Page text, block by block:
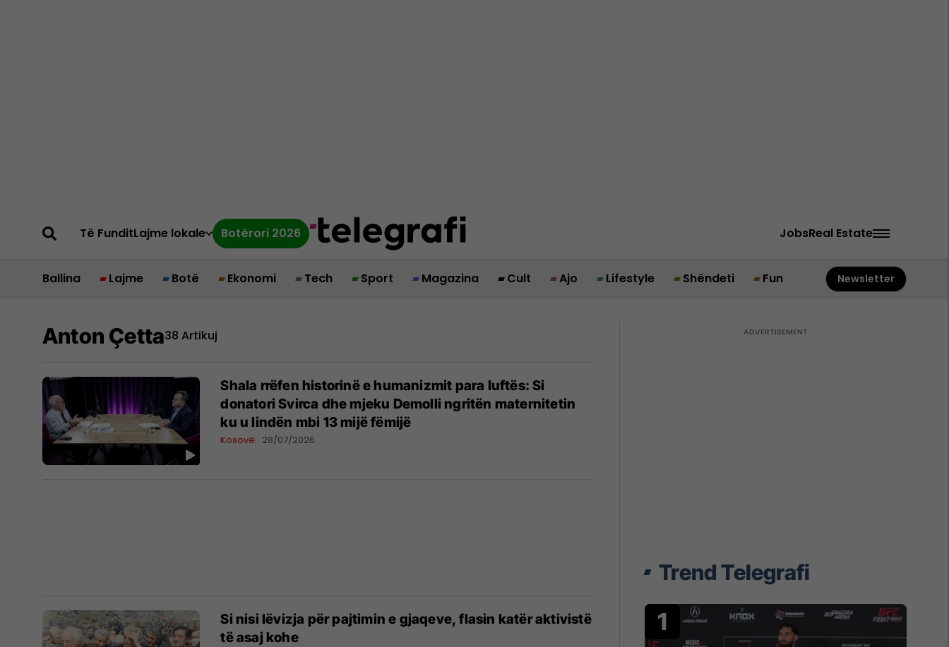
Të FunditLajme lokale Botërori 2026 JobsReal Estate
Ballina Lajme Botë Ekonomi Tech Sport Magazina Cult Ajo Lifestyle Shëndeti Fun Newsletter
Anton Çetta38 Artikuj
Shala rrëfen historinë e humanizmit para luftës: Si
donatori Svirca dhe mjeku Demolli ngritën maternitetin
ku u lindën mbi 13 mijë fëmijë
Kosovë 28/07/2026
Si nisi lëvizja për pajtimin e gjaqeve, flasin katër aktivistë
të asaj kohe
Trend Telegrafi